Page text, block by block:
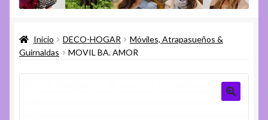
menú
Ayuda
menú
hijo
Inicio DECO-HOGAR
Móviles, Atrapasueños &
Guirnaldas
MOVIL BA. AMOR